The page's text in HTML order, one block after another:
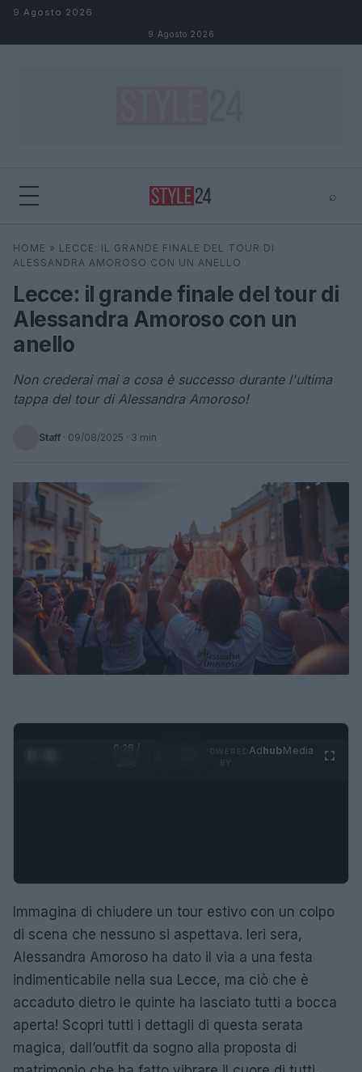
Salta al contenuto
9 Agosto 2026
9 Agosto 2026
⌕
Cerca
HOME » LECCE: IL GRANDE FINALE DEL TOUR DI
ALESSANDRA AMOROSO CON UN ANELLO
Lecce: il grande finale del tour di
Alessandra Amoroso con un
anello
Non crederai mai a cosa è successo durante l'ultima
tappa del tour di Alessandra Amoroso!
Staff · 09/08/2025 · 3 min
0:29 /
AdhubMedia
Immagina di chiudere un tour estivo con un colpo
di scena che nessuno si aspettava. Ieri sera,
Alessandra Amoroso ha dato il via a una festa
indimenticabile nella sua Lecce, ma ciò che è
accaduto dietro le quinte ha lasciato tutti a bocca
aperta! Scopri tutti i dettagli di questa serata
magica, dall’outfit da sogno alla proposta di